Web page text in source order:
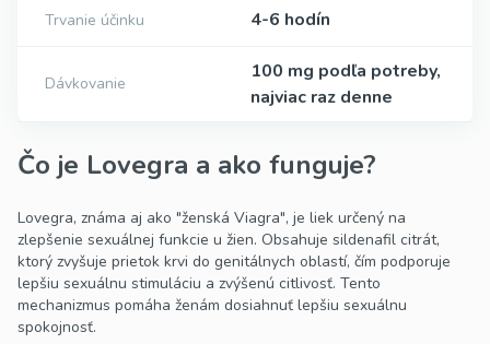
Trvanie účinku 4-6 hodín
Dávkovanie
100 mg podľa potreby,
najviac raz denne
Čo je Lovegra a ako funguje?
Lovegra, známa aj ako "ženská Viagra", je liek určený na
zlepšenie sexuálnej funkcie u žien. Obsahuje sildenafil citrát,
ktorý zvyšuje prietok krvi do genitálnych oblastí, čím podporuje
lepšiu sexuálnu stimuláciu a zvýšenú citlivosť. Tento
mechanizmus pomáha ženám dosiahnuť lepšiu sexuálnu
spokojnosť.